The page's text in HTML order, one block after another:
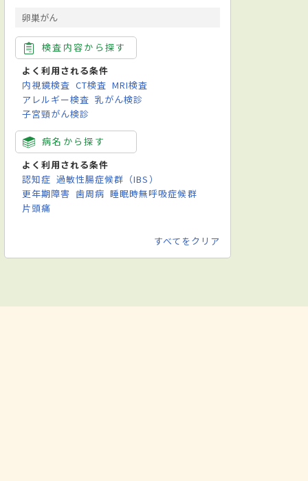
卵巣がん
検査内容から探す
よく利用される条件
内視鏡検査 CT検査 MRI検査
アレルギー検査 乳がん検診
子宮頸がん検診
病名から探す
よく利用される条件
認知症 過敏性腸症候群（IBS）
更年期障害 歯周病 睡眠時無呼吸症候群
片頭痛
すべてをクリア